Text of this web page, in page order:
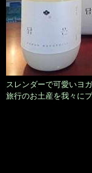
スレンダーで可愛いヨ
旅行のお土産を我々に